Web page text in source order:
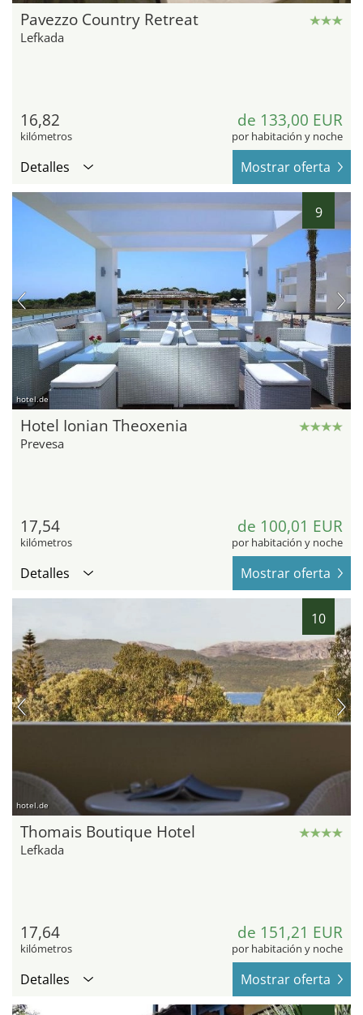
Pavezzo Country Retreat
Lefkada
16,82
kilómetros
de 133,00 EUR
por habitación y noche
Detalles Mostrar oferta
9
hotel.de
Hotel Ionian Theoxenia
Prevesa
17,54
kilómetros
de 100,01 EUR
por habitación y noche
Detalles Mostrar oferta
10
hotel.de
Thomais Boutique Hotel
Lefkada
17,64
kilómetros
de 151,21 EUR
por habitación y noche
Detalles Mostrar oferta